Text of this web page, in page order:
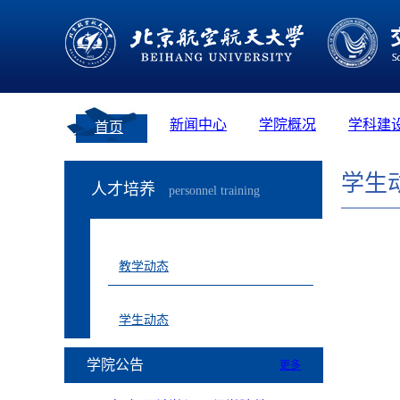
首页 新闻中心 学院概况 学科建
人才培养 personnel training
教学动态
学生动态
学院公告 更多
学生